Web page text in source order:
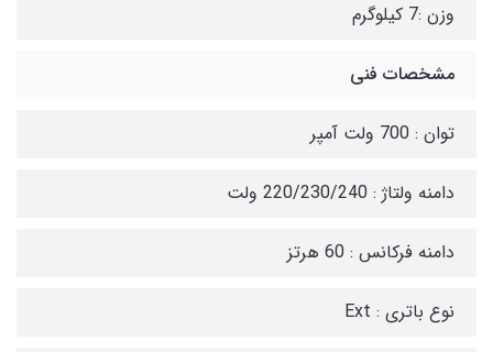
وزن :7 کیلوگرم
مشخصات فنی
توان : 700 ولت آمپر
دامنه ولتاژ : 220/230/240 ولت
دامنه فرکانس : 60 هرتز
نوع باتری : Ext